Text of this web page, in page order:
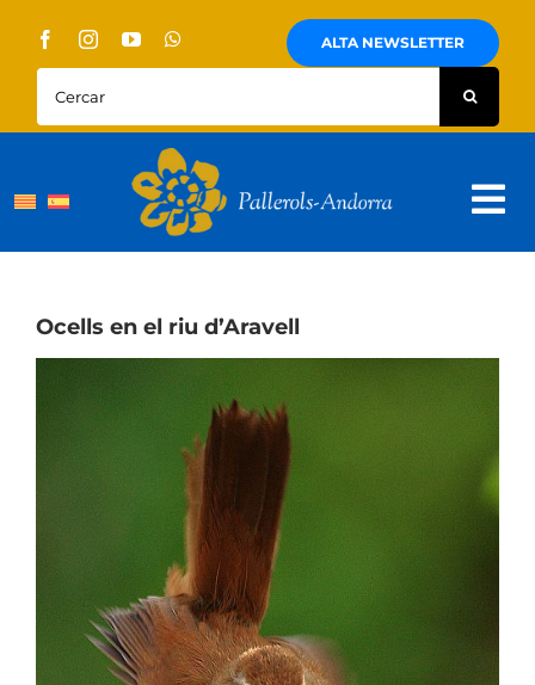
content
ALTA NEWSLETTER
Cercar:
Sobre Nosaltres
Pallerols
Contacte
Ocells en el riu d’Aravell